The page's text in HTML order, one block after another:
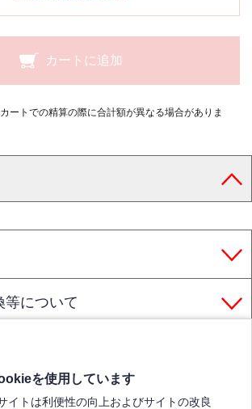
カートに追加
ートでの精算の際に合計額が異なる場合がありま
等について
を使用しています
イトは利便性の向上およびサイトの改良